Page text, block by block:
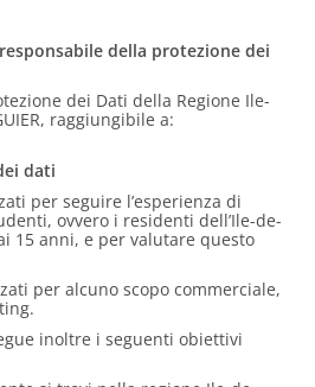
della protezione dei
dei Dati della Regione Ile-
raggiungibile a:
dati
per seguire l’esperienza di
ovvero i residenti dell’Ile-de-
15 anni, e per valutare questo
per alcuno scopo commerciale,
inoltre i seguenti obiettivi